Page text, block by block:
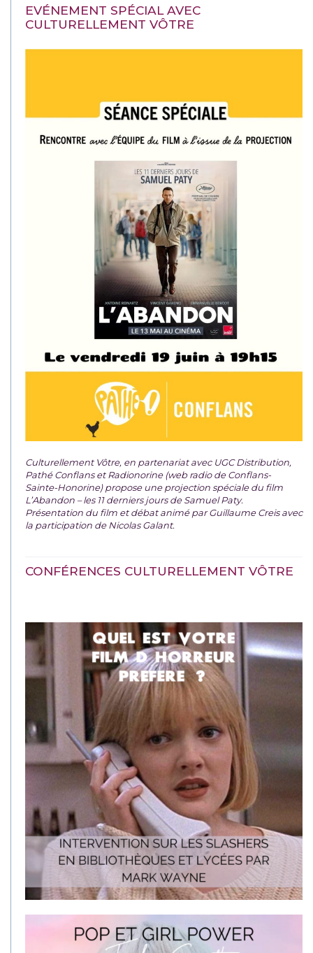
EVÉNEMENT SPÉCIAL AVEC
CULTURELLEMENT VÔTRE
Culturellement Vôtre, en partenariat avec UGC Distribution,
Pathé Conflans et Radionorine (web radio de Conflans-
Sainte-Honorine) propose une projection spéciale du film
L’Abandon – les 11 derniers jours de Samuel Paty.
Présentation du film et débat animé par Guillaume Creis avec
la participation de Nicolas Galant.
CONFÉRENCES CULTURELLEMENT VÔTRE